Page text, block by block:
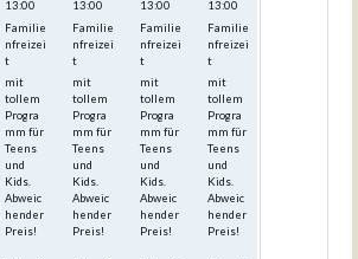
13:00
Familie
nfreizei
t
mit
tollem
Progra
mm für
Teens
und
Kids.
Abweic
hender
Preis!
13:00
Familie
nfreizei
t
mit
tollem
Progra
mm für
Teens
und
Kids.
Abweic
hender
Preis!
13:00
Familie
nfreizei
t
mit
tollem
Progra
mm für
Teens
und
Kids.
Abweic
hender
Preis!
13:00
Familie
nfreizei
t
mit
tollem
Progra
mm für
Teens
und
Kids.
Abweic
hender
Preis!